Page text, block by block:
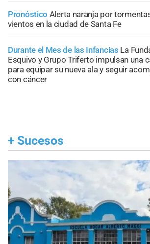
Pronóstico Alerta naranja por
vientos en la ciudad de Santa Fe
Durante el Mes de las Infancias La
Esquivo y Grupo Triferto impulsan una
para equipar su nueva ala y seguir
con cáncer
+ Sucesos